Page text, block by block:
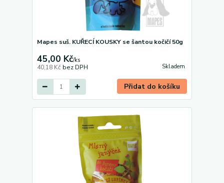
Mapes suš. KUŘECÍ KOUSKY se šantou kočičí 50g
45,00 Kč/ks
40,18 Kč bez DPH Skladem
Přidat do košíku